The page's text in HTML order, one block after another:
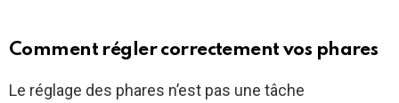
Comment régler correctement vos phares
Le réglage des phares n’est pas une tâche